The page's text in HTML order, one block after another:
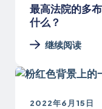
最高法院的多
什么？
继续阅读
2022年6月15日